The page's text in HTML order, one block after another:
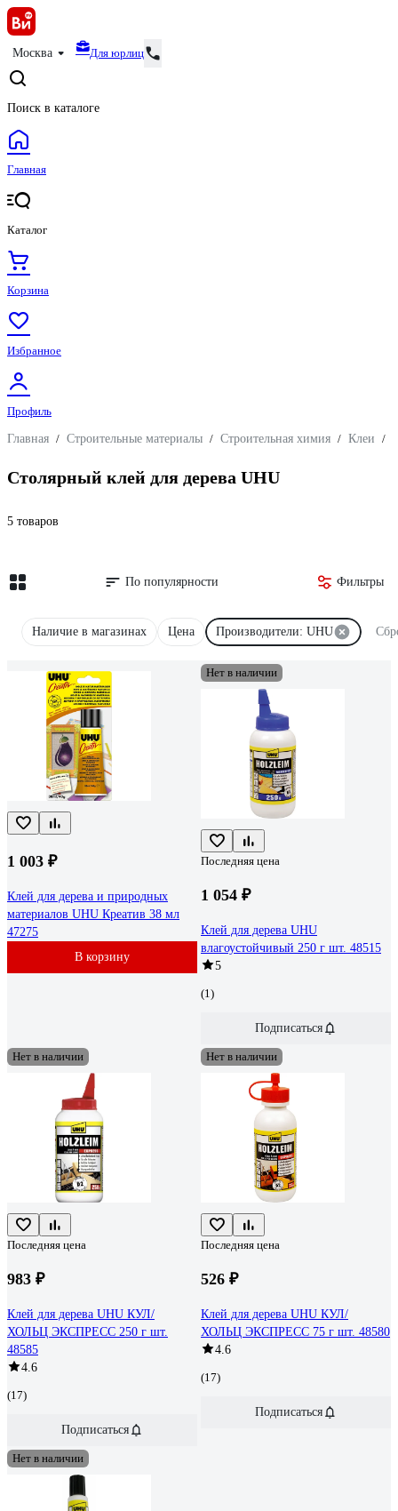
Москва Для юрлиц
Поиск в каталоге
Главная
Каталог
Корзина
Избранное
Профиль
Главная / Строительные материалы / Строительная химия / Клеи /
Столярный клей для дерева UHU
5 товаров
По популярности Фильтры
Наличие в магазинах Цена Производители: UHU
1 003 ₽
Клей для дерева и природных
материалов UHU Креатив 38 мл
47275
В корзину
Нет в наличии
Последняя цена
1 054 ₽
Клей для дерева UHU
влагоустойчивый 250 г шт. 48515
5
(1)
Подписаться
Нет в наличии
Последняя цена
983 ₽
Клей для дерева UHU КУЛ/
ХОЛЬЦ ЭКСПРЕСС 250 г шт.
48585
4.6
(17)
Подписаться
Нет в наличии
Последняя цена
526 ₽
Клей для дерева UHU КУЛ/
ХОЛЬЦ ЭКСПРЕСС 75 г шт. 48580
4.6
(17)
Подписаться
Нет в наличии